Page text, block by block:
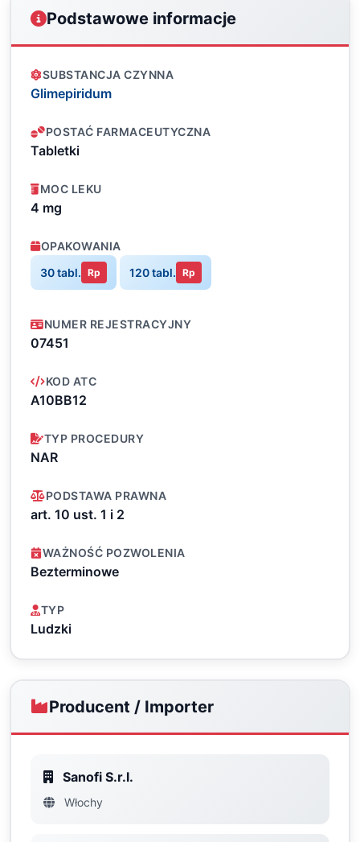
Podstawowe informacje
SUBSTANCJA CZYNNA
Glimepiridum
POSTAĆ FARMACEUTYCZNA
Tabletki
MOC LEKU
4 mg
OPAKOWANIA
30 tabl. Rp 120 tabl. Rp
NUMER REJESTRACYJNY
07451
KOD ATC
A10BB12
TYP PROCEDURY
NAR
PODSTAWA PRAWNA
art. 10 ust. 1 i 2
WAŻNOŚĆ POZWOLENIA
Bezterminowe
TYP
Ludzki
Producent / Importer
Sanofi S.r.l.
Włochy